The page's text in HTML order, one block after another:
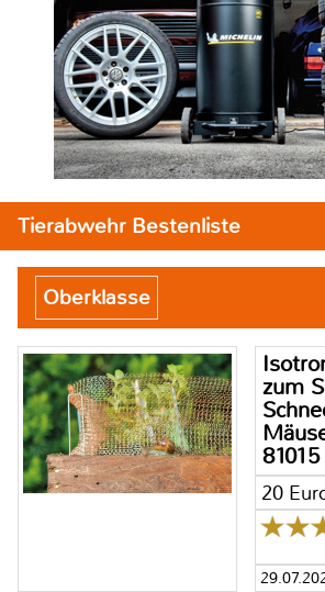
Tierabwehr Bestenliste
Oberklasse
zum
81015
20